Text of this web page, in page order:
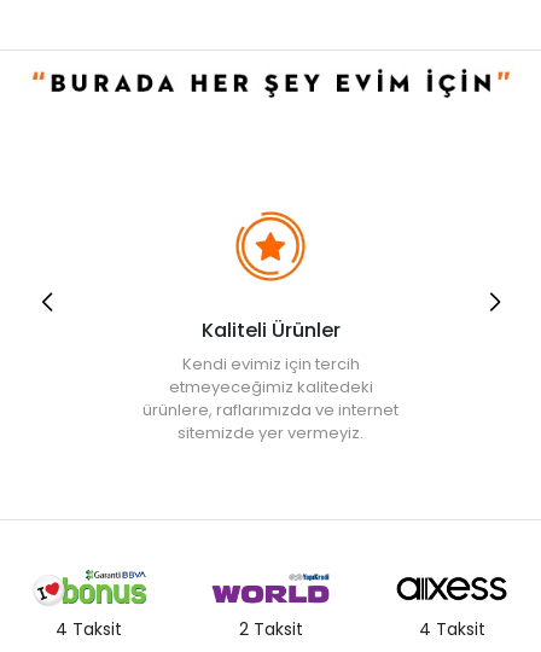
modelleri bunlardan biri. Cam formundaki yapısı ile içindeki
içecekleri gösterebilen şeffaf modeller hemen her evin, ilgili
işletmelerin raflarında bulunabiliyor. Örneğin, bu grupta
3’lü bardak
da var. Geometrik çizgilere sahip ya da
meyvelerin oldukça canlı görselleri ile süslenmiş modeller tasarım
noktasındaki çeşitliliği artırıyor. Kahve tutkunları için de bu grupta
şahane seçenekler mevcut. Güne dinç başlamak, çabuk ayılmak ya
da molalar için
Bunlar da camlı ya da farklı tür kaplamalar ile donatılmış pek çok
seçenek sunuyor. İster kulplu ister çift camlı modellerini tercih
edebileceğiniz espresso bardakları, günün her öğünü hazırladığınız
enfes kahvelerinizi layıkıyla servis etmenizi sağlıyor.
Kupa Bardaklar Olmadan Olmaz Diyenlere
Kupa bardak modelleriçaylardan kahvelere kadar özellikle sıcak
olabileceğiniz pek çok tasarım, seçenek bulunuyor. Örneğin,
ile muadillerinden ayrılabiliyor. Kırmızı, yeşil, beyaz, siyah, mavi gibi
pek çok rengin hoş tonları ile süslenen seramik kupalar ile bitki
çayınızı, kahvenizi, ıhlamurunuzu servis edebilir, soğuk kış aylarında
da içinizi ısıtabilirsiniz. Modern trendleri takip etmek isteyenler için de
Kaliteli Ürünler
Kendi evimiz için tercih
etmeyeceğimiz kalitedeki
ürünlere, raflarımızda ve internet
sitemizde yer vermeyiz.
4 Taksit 2 Taksit 4 Taksit